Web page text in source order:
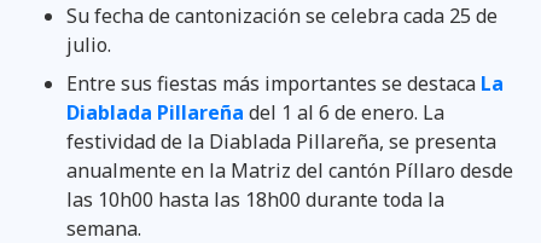
Su fecha de cantonización se celebra cada 25 de
julio.
Entre sus fiestas más importantes se destaca La
Diablada Pillareña del 1 al 6 de enero. La
festividad de la Diablada Pillareña, se presenta
anualmente en la Matriz del cantón Píllaro desde
las 10h00 hasta las 18h00 durante toda la
semana.